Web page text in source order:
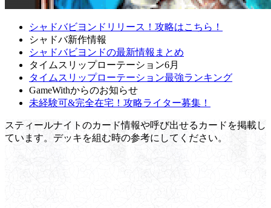
シャドバビヨンドリリース！攻略はこちら！
シャドバ新作情報
シャドバビヨンドの最新情報まとめ
タイムスリップローテーション6月
タイムスリップローテーション最強ランキング
GameWithからのお知らせ
未経験可&完全在宅！攻略ライター募集！
スティールナイトのカード情報や呼び出せるカードを掲載し
ています。デッキを組む時の参考にしてください。